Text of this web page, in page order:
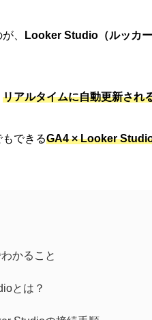
、 Looker Studio（ルッカー
リアルタイムに自動更新され
できるGA4 × Looker
かること
とは？